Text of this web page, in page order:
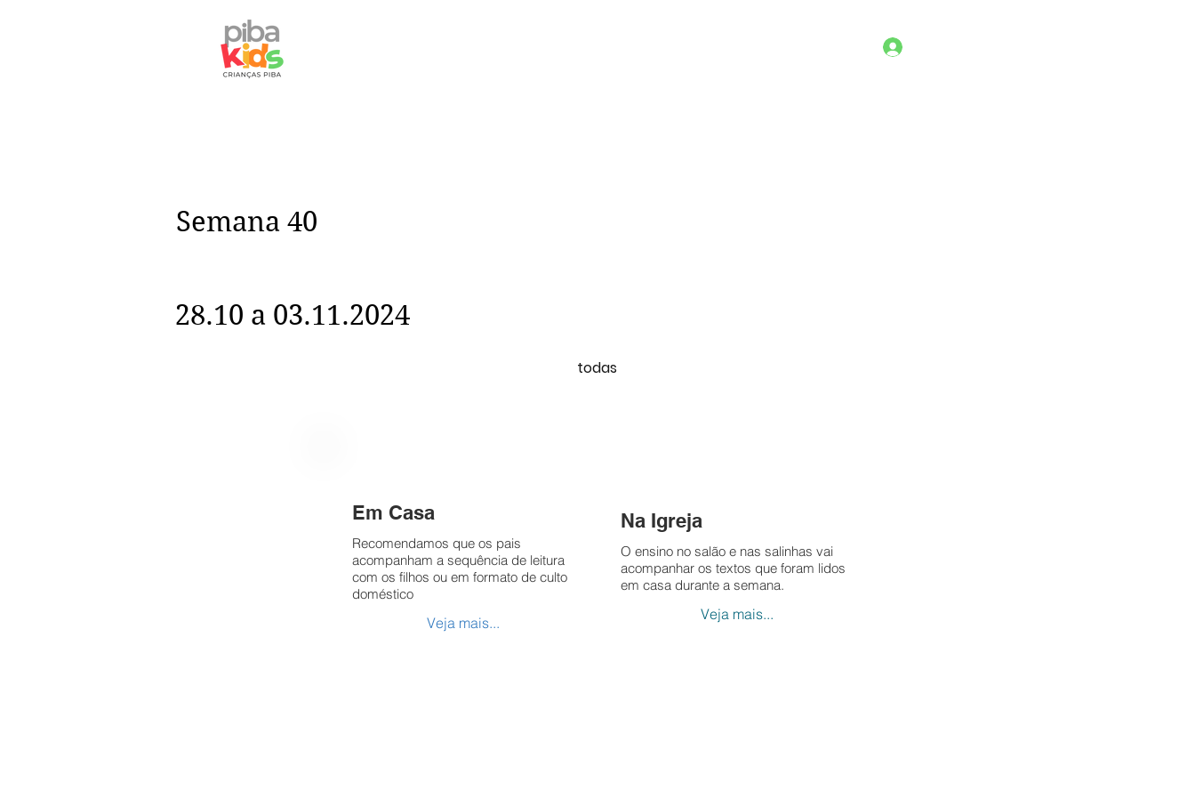
Semana 40
28.10 a 03.11.2024
Em Casa
Veja mais...
Recomendamos que os pais
acompanham a sequência de leitura
com os filhos ou em formato de culto
doméstico
Na Igreja
Veja mais...
O ensino no salão e nas salinhas vai
acompanhar os textos que foram lidos
em casa durante a semana.
todas